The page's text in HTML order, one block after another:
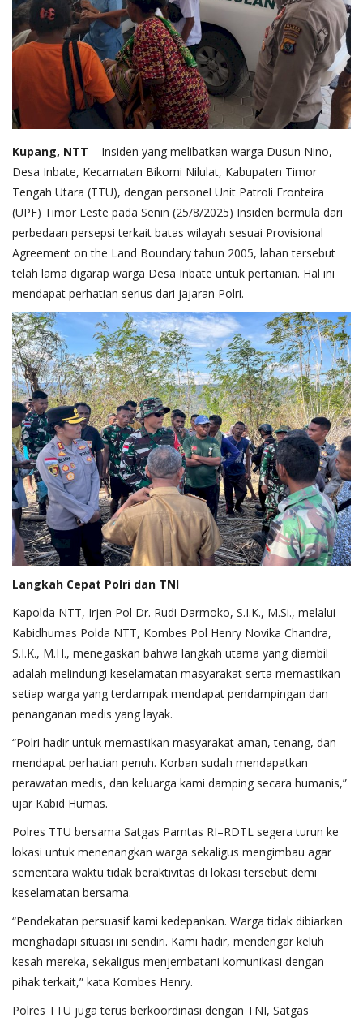
Kupang, NTT – Insiden yang melibatkan warga Dusun Nino,
Desa Inbate, Kecamatan Bikomi Nilulat, Kabupaten Timor
Tengah Utara (TTU), dengan personel Unit Patroli Fronteira
(UPF) Timor Leste pada Senin (25/8/2025) Insiden bermula dari
perbedaan persepsi terkait batas wilayah sesuai Provisional
Agreement on the Land Boundary tahun 2005, lahan tersebut
telah lama digarap warga Desa Inbate untuk pertanian. Hal ini
mendapat perhatian serius dari jajaran Polri.
Langkah Cepat Polri dan TNI
Kapolda NTT, Irjen Pol Dr. Rudi Darmoko, S.I.K., M.Si., melalui
Kabidhumas Polda NTT, Kombes Pol Henry Novika Chandra,
S.I.K., M.H., menegaskan bahwa langkah utama yang diambil
adalah melindungi keselamatan masyarakat serta memastikan
setiap warga yang terdampak mendapat pendampingan dan
penanganan medis yang layak.
“Polri hadir untuk memastikan masyarakat aman, tenang, dan
mendapat perhatian penuh. Korban sudah mendapatkan
perawatan medis, dan keluarga kami damping secara humanis,”
ujar Kabid Humas.
Polres TTU bersama Satgas Pamtas RI–RDTL segera turun ke
lokasi untuk menenangkan warga sekaligus mengimbau agar
sementara waktu tidak beraktivitas di lokasi tersebut demi
keselamatan bersama.
“Pendekatan persuasif kami kedepankan. Warga tidak dibiarkan
menghadapi situasi ini sendiri. Kami hadir, mendengar keluh
kesah mereka, sekaligus menjembatani komunikasi dengan
pihak terkait,” kata Kombes Henry.
Polres TTU juga terus berkoordinasi dengan TNI, Satgas